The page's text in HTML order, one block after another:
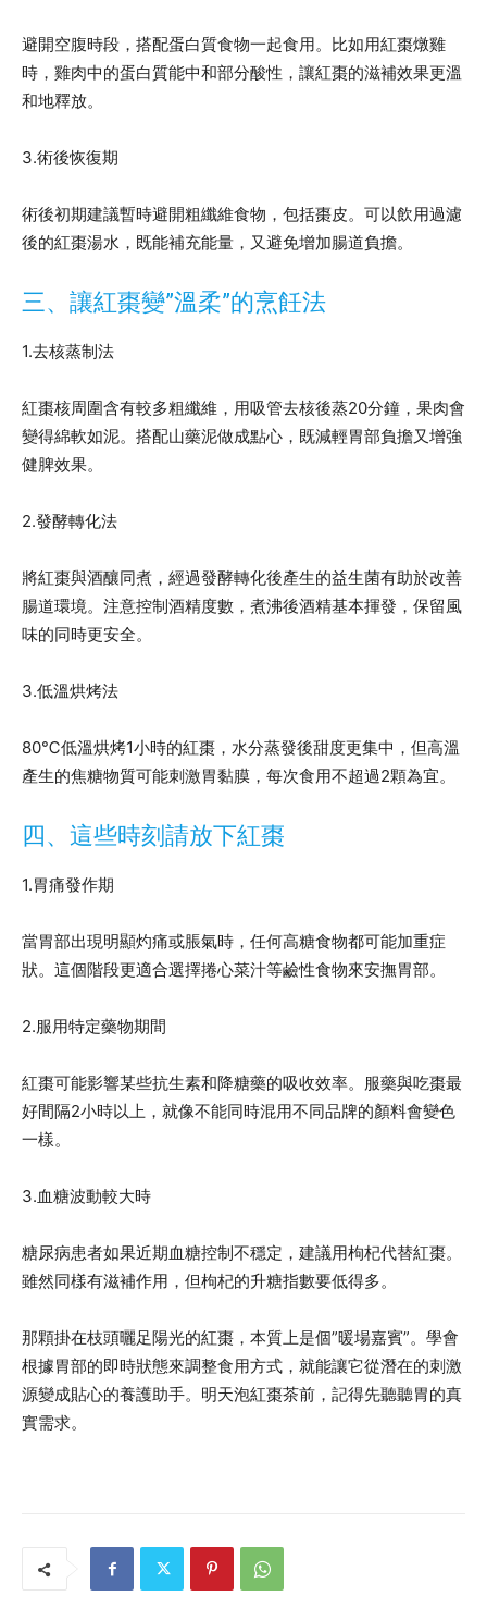
避開空腹時段，搭配蛋白質食物一起食用。比如用紅棗燉雞
時，雞肉中的蛋白質能中和部分酸性，讓紅棗的滋補效果更溫
和地釋放。
3.術後恢復期
術後初期建議暫時避開粗纖維食物，包括棗皮。可以飲用過濾
後的紅棗湯水，既能補充能量，又避免增加腸道負擔。
三、讓紅棗變”溫柔”的烹飪法
1.去核蒸制法
紅棗核周圍含有較多粗纖維，用吸管去核後蒸20分鐘，果肉會
變得綿軟如泥。搭配山藥泥做成點心，既減輕胃部負擔又增強
健脾效果。
2.發酵轉化法
將紅棗與酒釀同煮，經過發酵轉化後產生的益生菌有助於改善
腸道環境。注意控制酒精度數，煮沸後酒精基本揮發，保留風
味的同時更安全。
3.低溫烘烤法
80℃低溫烘烤1小時的紅棗，水分蒸發後甜度更集中，但高溫
產生的焦糖物質可能刺激胃黏膜，每次食用不超過2顆為宜。
四、這些時刻請放下紅棗
1.胃痛發作期
當胃部出現明顯灼痛或脹氣時，任何高糖食物都可能加重症
狀。這個階段更適合選擇捲心菜汁等鹼性食物來安撫胃部。
2.服用特定藥物期間
紅棗可能影響某些抗生素和降糖藥的吸收效率。服藥與吃棗最
好間隔2小時以上，就像不能同時混用不同品牌的顏料會變色
一樣。
3.血糖波動較大時
糖尿病患者如果近期血糖控制不穩定，建議用枸杞代替紅棗。
雖然同樣有滋補作用，但枸杞的升糖指數要低得多。
那顆掛在枝頭曬足陽光的紅棗，本質上是個”暖場嘉賓”。學會
根據胃部的即時狀態來調整食用方式，就能讓它從潛在的刺激
源變成貼心的養護助手。明天泡紅棗茶前，記得先聽聽胃的真
實需求。